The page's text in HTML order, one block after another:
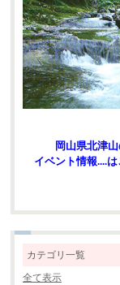
岡山県北津
イベント情報....
カテゴリ一覧
全て表示